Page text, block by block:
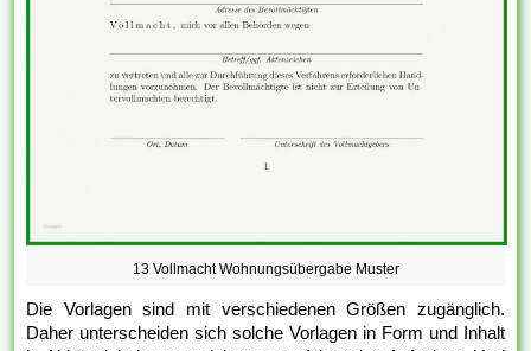
13 Vollmacht Wohnungsübergabe Muster
Die Vorlagen sind mit verschiedenen Größen zugänglich.
Daher unterscheiden sich solche Vorlagen in Form und Inhalt